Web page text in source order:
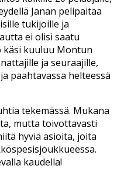
Janan pelipaitaa
tukijoille ja
ei olisi saatu
käsi kuuluu Montun
ja seuraajille,
paahtavassa helteessä
tekemässä. Mukana
mutta toivottavasti
hyviä asioita, joita
kaudella!